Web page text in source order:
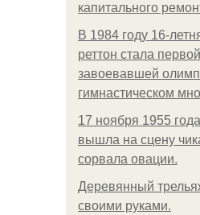
капитального
В 1984 году 16-
реттон стала
завоевавшей
гимнастическом
17 ноября 1955
вышла на сцену
сорвала овации.
Деревянный
своими руками.